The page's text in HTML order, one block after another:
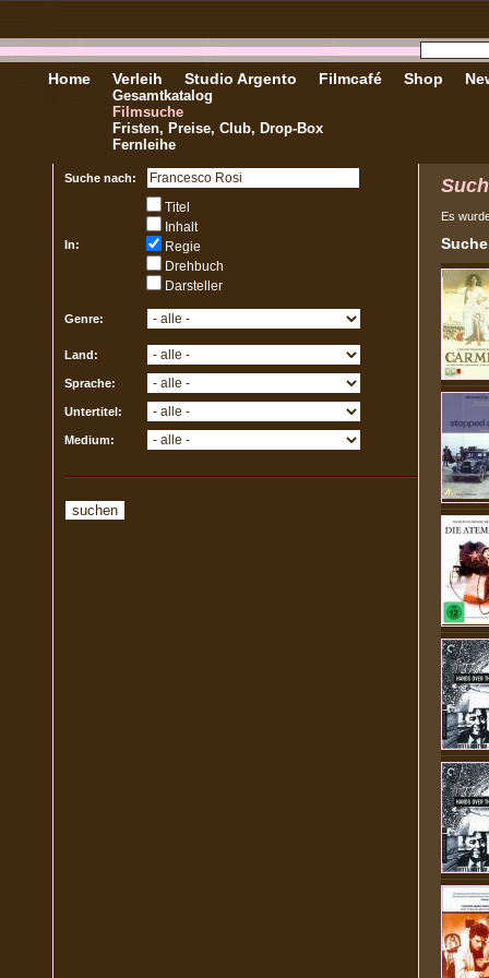
Home Verleih
Gesamtkatalog
Filmsuche
Fristen, Preise, Club, Drop-Box
Fernleihe
Studio Argento Filmcafé Shop
Suche nach:
In:
Titel
Inhalt
Regie
Drehbuch
Darsteller
Genre:
Land:
Sprache:
Untertitel:
Medium:
Es